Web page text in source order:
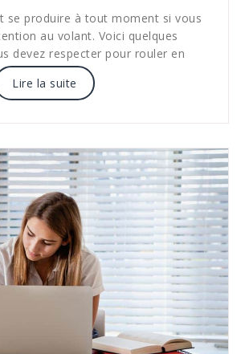
se produire à tout moment si vous
au volant. Voici quelques
devez respecter pour rouler en
Lire la suite